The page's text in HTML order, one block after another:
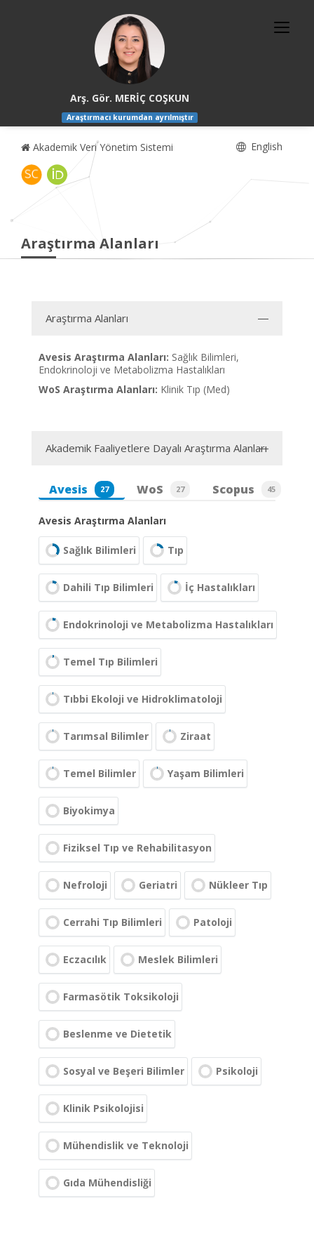
Arş. Gör. MERİÇ COŞKUN
Araştırmacı kurumdan ayrılmıştır
Akademik Veri Yönetim Sistemi English
Araştırma Alanları
Araştırma Alanları
Avesis Araştırma Alanları: Sağlık Bilimleri,
Endokrinoloji ve Metabolizma Hastalıkları
WoS Araştırma Alanları: Klinik Tıp (Med)
Akademik Faaliyetlere Dayalı Araştırma Alanları
Avesis 27 WoS 27 Scopus 45
Avesis Araştırma Alanları
Sağlık Bilimleri Tıp
Dahili Tıp Bilimleri İç Hastalıkları
Endokrinoloji ve Metabolizma Hastalıkları
Temel Tıp Bilimleri
Tıbbi Ekoloji ve Hidroklimatoloji
Tarımsal Bilimler Ziraat
Temel Bilimler Yaşam Bilimleri
Biyokimya
Fiziksel Tıp ve Rehabilitasyon
Nefroloji Geriatri Nükleer Tıp
Cerrahi Tıp Bilimleri Patoloji
Eczacılık Meslek Bilimleri
Farmasötik Toksikoloji
Beslenme ve Dietetik
Sosyal ve Beşeri Bilimler Psikoloji
Klinik Psikolojisi
Mühendislik ve Teknoloji
Gıda Mühendisliği